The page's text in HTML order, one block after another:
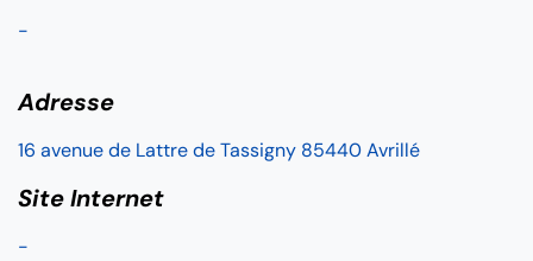
-
Adresse
16 avenue de Lattre de Tassigny 85440 Avrillé
Site Internet
-